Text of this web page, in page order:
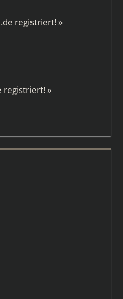
registriert! »
registriert! »